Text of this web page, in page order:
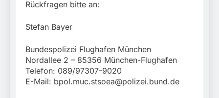
Rückfragen bitte an:
Stefan Bayer
Bundespolizei Flughafen München
Nordallee 2 – 85356 München-Flughafen
Telefon: 089/97307-9020
E-Mail: bpol.muc.stsoea@polizei.bund.de